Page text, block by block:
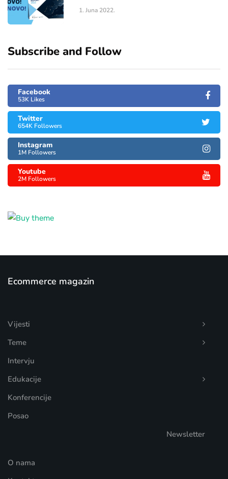
1. Juna 2022.
Subscribe and Follow
Facebook
53K Likes
Twitter
654K Followers
Instagram
1M Followers
Youtube
2M Followers
Ecommerce magazin
Vijesti
Teme
Intervju
Edukacije
Konferencije
Posao
Newsletter
O nama